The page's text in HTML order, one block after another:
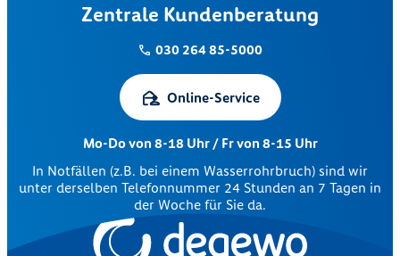
Zentrale Kundenberatung
030 264 85-5000
Online-Service
Mo-Do von 8-18 Uhr / Fr von 8-15 Uhr
In Notfällen (z.B. bei einem Wasserrohrbruch) sind wir
unter derselben Telefonnummer 24 Stunden an 7 Tagen in
der Woche für Sie da.